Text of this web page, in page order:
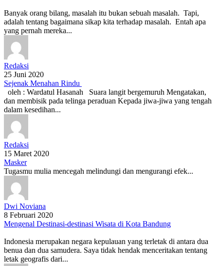
Banyak orang bilang, masalah itu bukan sebuah masalah. Tapi,
adalah tentang bagaimana sikap kita terhadap masalah. Entah apa
yang pernah mereka...
Redaksi
25 Juni 2020
Sejenak Menahan Rindu
oleh : Wardatul Hasanah Suara langit bergemuruh Mengatakan,
dan membisik pada telinga peraduan Kepada jiwa-jiwa yang tengah
dalam kesedihan...
Redaksi
15 Maret 2020
Masker
Tugasmu mulia mencegah melindungi dan mengurangi efek...
Dwi Noviana
8 Februari 2020
Mengenal Destinasi-destinasi Wisata di Kota Bandung
Indonesia merupakan negara kepulauan yang terletak di antara dua
benua dan dua samudera. Saya tidak hendak menceritakan tentang
letak geografis dari...